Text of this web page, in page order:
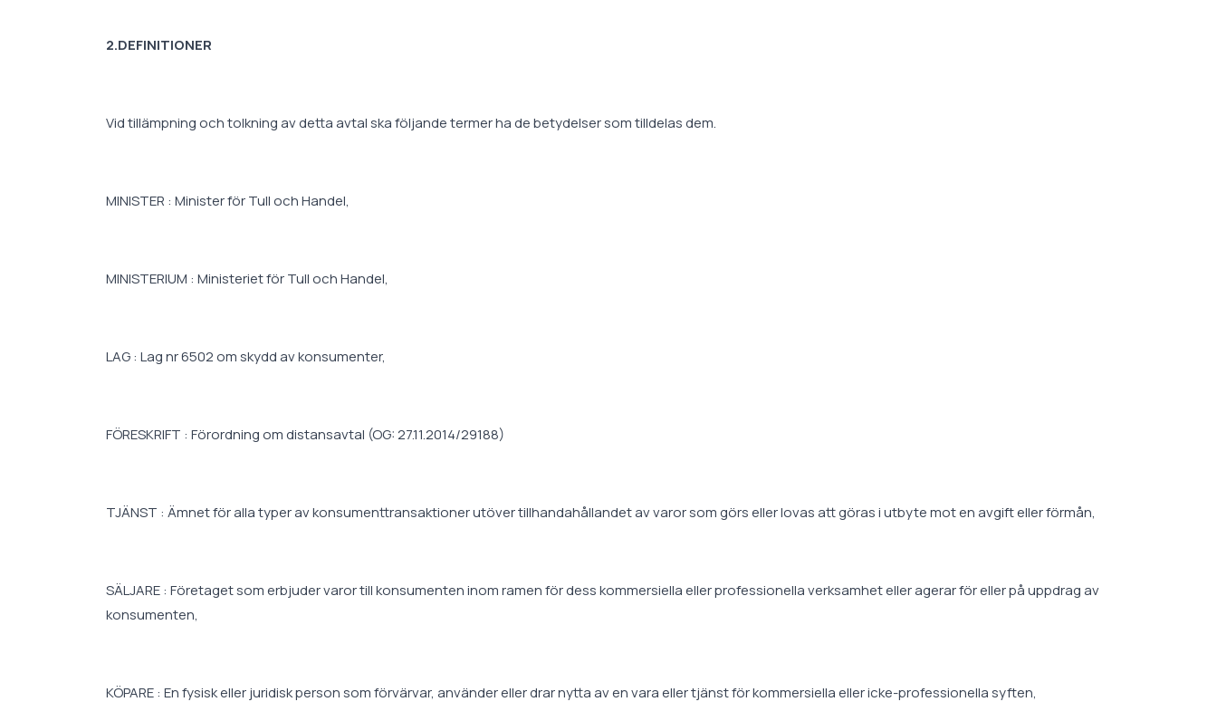
2.DEFINITIONER
Vid tillämpning och tolkning av detta avtal ska följande termer ha de betydelser som tilldelas dem.
MINISTER : Minister för Tull och Handel,
MINISTERIUM : Ministeriet för Tull och Handel,
LAG : Lag nr 6502 om skydd av konsumenter,
FÖRESKRIFT : Förordning om distansavtal (OG: 27.11.2014/29188)
TJÄNST : Ämnet för alla typer av konsumenttransaktioner utöver tillhandahållandet av varor som görs eller lovas att göras i utbyte mot en avgift eller förmån,
SÄLJARE : Företaget som erbjuder varor till konsumenten inom ramen för dess kommersiella eller professionella verksamhet eller agerar för eller på uppdrag av
konsumenten,
KÖPARE : En fysisk eller juridisk person som förvärvar, använder eller drar nytta av en vara eller tjänst för kommersiella eller icke-professionella syften,